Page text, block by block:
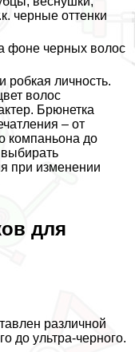
черные оттенки
фоне черных волос
робкая личность.
волос
Брюнетка
– от
компаньона до
при изменении
для
различной
до ультра-черного.